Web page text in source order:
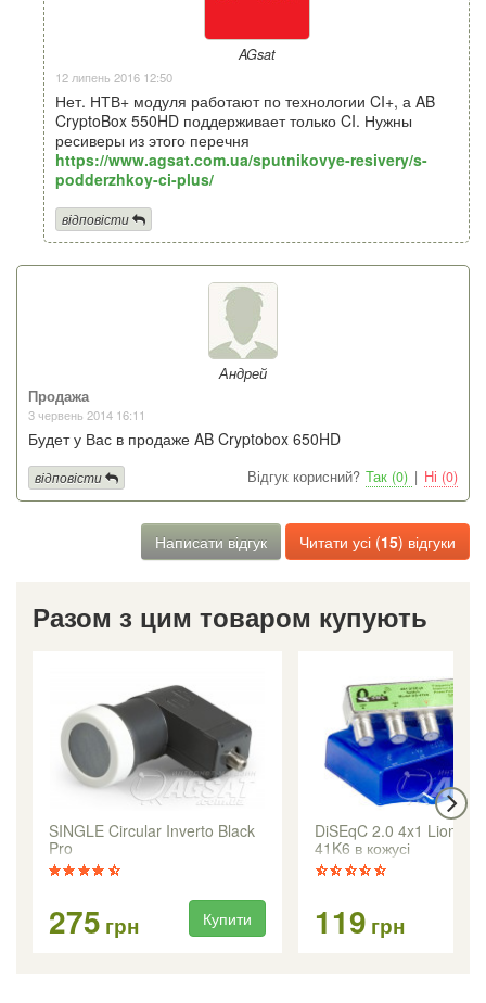
AGsat
12 липень 2016 12:50
Нет. НТВ+ модуля работают по технологии CI+, а AB
CryptoBox 550HD поддерживает только CI. Нужны
ресиверы из этого перечня
https://www.agsat.com.ua/sputnikovye-resivery/s-
podderzhkoy-ci-plus/
відповісти
Андрей
Продажа
3 червень 2014 16:11
Будет у Вас в продаже AB Cryptobox 650HD
Відгук корисний? Так (0) | Ні (0)
відповісти
Написати відгук Читати усі (15) відгуки
Разом з цим товаром купують
SINGLE Circular Inverto Black
Pro
275 грн Купити
DiSEqC 2.0 4x1 Lionsat
41K6 в кожусі
119 грн